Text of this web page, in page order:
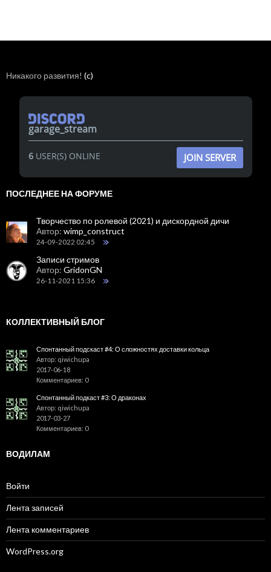
Никакого развития! (c)
garage_stream
6USER(S) ONLINE JOIN SERVER
ПОСЛЕДНЕЕ НА ФОРУМЕ
Творчество по ролевой (2021) и дискордной дичи
Автор: wimp_construct
24-09-2022 02:45
Записи стримов
Автор: GridonGN
26-11-2021 15:36
КОЛЛЕКТИВНЫЙ БЛОГ
Спонтанный подскаст #4: О сложностях доставки кольца
Автор: qiwichupa
2017-06-18
Комментариев: 0
Спонтанный подкаст #3: О драконах
Автор: qiwichupa
2017-03-27
Комментариев: 0
ВОДИЛАМ
Войти
Лента записей
Лента комментариев
WordPress.org